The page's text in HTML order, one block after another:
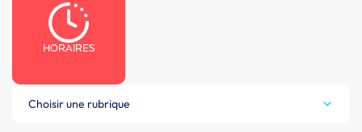
HORAIRES
Choisir une rubrique